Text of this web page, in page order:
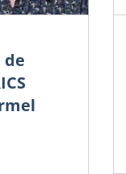
de